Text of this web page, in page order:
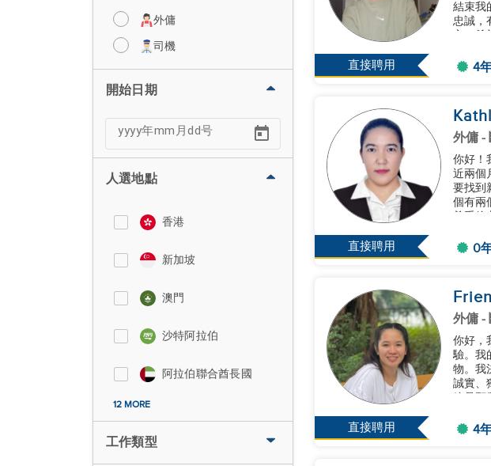
外傭
司機
開始日期
人選地點
香港
新加坡
澳門
沙特阿拉伯
阿拉伯聯合酋長國
12 MORE
工作類型
直接聘用
結束我
忠誠，
4
直接聘用
外傭 -
你好！
近兩個
要找到
個有兩
0
直接聘用
外傭 -
你好，
驗。我
物。我
誠實、
4